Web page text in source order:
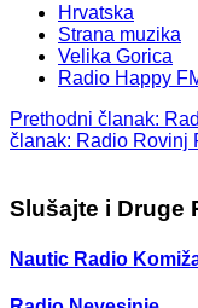
Hrvatska
Strana muzika
Velika Gorica
Radio Happy
Prethodni članak:
članak: Radio Rovinj
Slušajte i Druge
Nautic Radio